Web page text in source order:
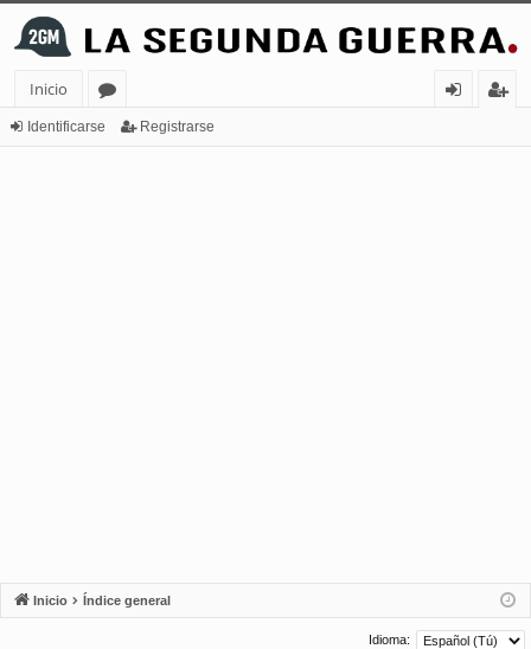
Inicio
or
Identificarse Registrarse
Inicio Índice general
Idioma: